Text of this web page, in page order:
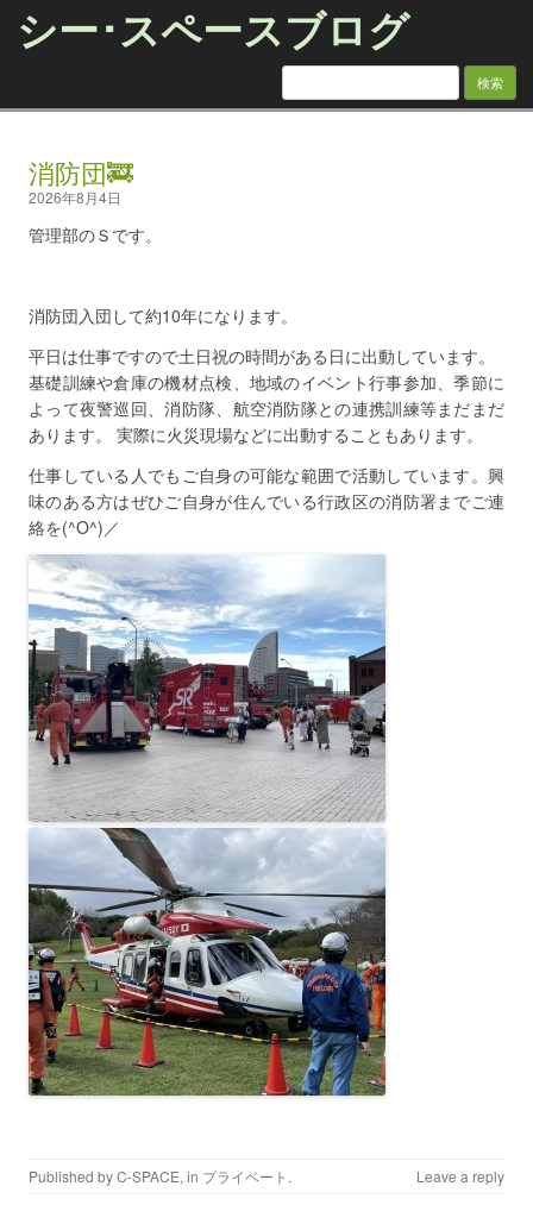
シー･スペースブログ
検索:
消防団🚒
2026年8月4日
管理部のＳです。
消防団入団して約10年になります。
平日は仕事ですので土日祝の時間がある日に出動しています。
基礎訓練や倉庫の機材点検、地域のイベント行事参加、季節に
よって夜警巡回、消防隊、航空消防隊との連携訓練等まだまだ
あります。 実際に火災現場などに出動することもあります。
仕事している人でもご自身の可能な範囲で活動しています。興
味のある方はぜひご自身が住んでいる行政区の消防署までご連
絡を(^O^)／
Published byC-SPACE, in プライベート . Leave a reply